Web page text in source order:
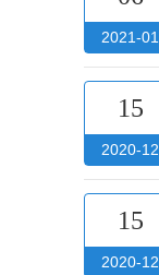
2021-01
15
2020-12
15
2020-12